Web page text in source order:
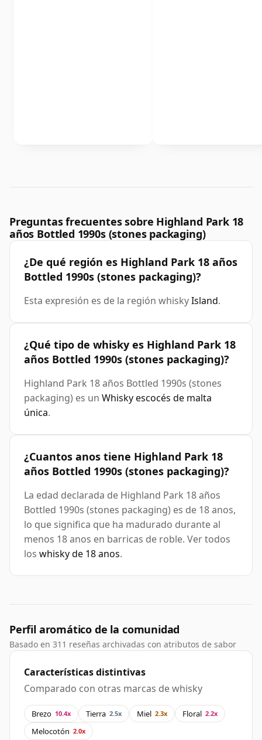
Preguntas frecuentes sobre Highland Park 18
años Bottled 1990s (stones packaging)
¿De qué región es Highland Park 18 años
Bottled 1990s (stones packaging)?
Esta expresión es de la región whiskyIsland.
¿Qué tipo de whisky es Highland Park 18
años Bottled 1990s (stones packaging)?
Highland Park 18 años Bottled 1990s (stones
packaging) es un Whisky escocés de malta
única.
¿Cuantos anos tiene Highland Park 18
años Bottled 1990s (stones packaging)?
La edad declarada de Highland Park 18 años
Bottled 1990s (stones packaging) es de 18 anos,
lo que significa que ha madurado durante al
menos 18 anos en barricas de roble. Ver todos
los whisky de 18 anos.
Perfil aromático de la comunidad
Basado en 311 reseñas archivadas con atributos de sabor
Características distintivas
Comparado con otras marcas de whisky
Brezo 10.4x Tierra 2.5x Miel 2.3x Floral 2.2x
Melocotón 2.0x